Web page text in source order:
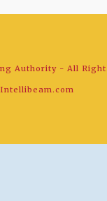
Authority - All
Intellibeam.com